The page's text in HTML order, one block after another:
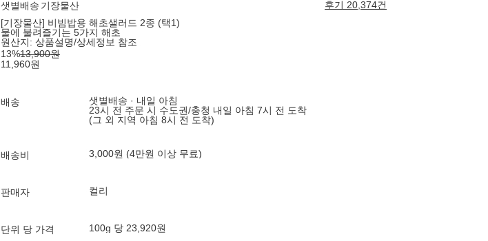
샛별배송 기장물산
후기 20,374건
[기장물산] 비빔밥용 해초샐러드 2종 (택1)
물에 불려즐기는 5가지 해초
원산지: 상품설명/상세정보 참조
13%13,900원
11,960원
배송
샛별배송 · 내일 아침
23시 전 주문 시 수도권/충청 내일 아침 7시 전 도착
(그 외 지역 아침 8시 전 도착)
배송비 3,000원 (4만원 이상 무료)
판매자 컬리
단위 당 가격 100g 당 23,920원